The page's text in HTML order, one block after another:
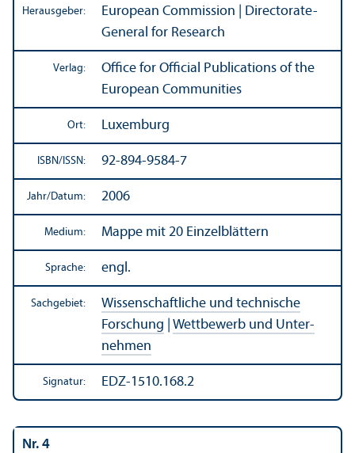
Herausgeber:
European Commission | Directorate-
General for Research
Verlag:
Office for Official Publications of the
European Communities
Ort: Luxemburg
ISBN/ ISSN: 92-894-9584-7
Jahr/Datum: 2006
Medium: Mappe mit 20 Einzelblättern
Sprache: engl.
Sachgebiet:
Wissenschaft­liche und technische
Forschung
Wettbewerb und Unter­
nehmen
Signatur: EDZ-1510.168.2
Nr. 4